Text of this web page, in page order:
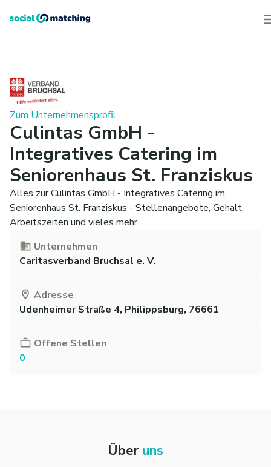
Zum Unternehmensprofil
Culintas GmbH -
Integratives Catering im
Seniorenhaus St. Franziskus
Alles zur Culintas GmbH - Integratives Catering im
Seniorenhaus St. Franziskus - Stellenangebote, Gehalt,
Arbeitszeiten und vieles mehr.
Unternehmen
Caritasverband Bruchsal e. V.
Adresse
Udenheimer Straße 4, Philippsburg, 76661
Offene Stellen
0
Über uns